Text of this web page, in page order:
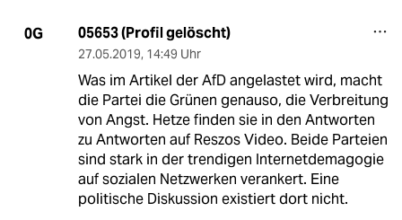
0G 05653 (Profil gelöscht)
27.05.2019, 14:49 Uhr
Was im Artikel der AfD angelastet wird, macht
die Partei die Grünen genauso, die Verbreitung
von Angst. Hetze finden sie in den Antworten
zu Antworten auf Reszos Video. Beide Parteien
sind stark in der trendigen Internetdemagogie
auf sozialen Netzwerken verankert. Eine
politische Diskussion existiert dort nicht.